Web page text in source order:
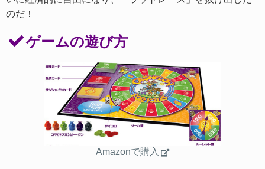
のだ！
ゲームの遊び方
Amazonで購入